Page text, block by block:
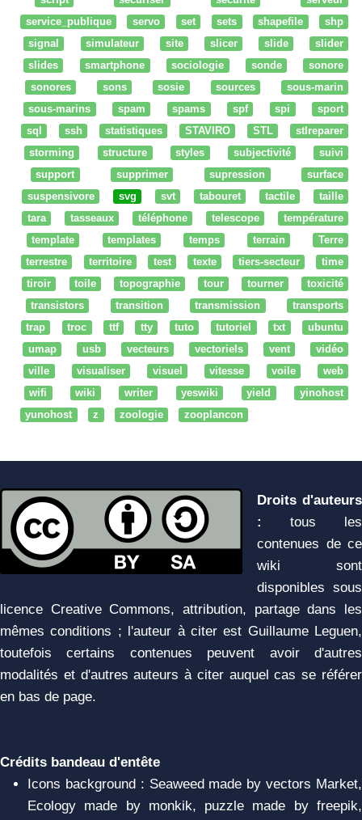
service_publique
servo set sets shapefile
shp
signal
simulateur site slicer slide
slider
slides
smartphone sociologie sonde
sonore
sonores
sons sosie sources
sous-marin
sous-marins
spam spams spf spi
sport
sql
ssh statistiques STAVIRO STL
stlreparer
storming
structure styles subjectivité
suivi
support
supprimer supression
surface
suspensivore
svg svt tabouret tactile
taille
tara
tasseaux téléphone telescope
température
template
templates temps terrain
Terre
terrestre
territoire test texte tiers-secteur
time
tiroir
toile topographie tour tourner
toxicité
transistors
transition transmission
transports
trap
troc ttf tty tuto tutoriel txt
ubuntu
umap
usb vecteurs vectoriels vent
vidéo
ville
visualiser visuel vitesse voile
web
wifi
wiki writer yeswiki yield
yinohost
yunohost
z zoologie zooplancon
Droits d'auteurs
:
tous les
contenues de ce
wiki sont
disponibles sous
licence Creative Commons, attribution, partage dans les
mêmes conditions ; l'auteur à citer est Guillaume Leguen,
toutefois certains contenues peuvent avoir d'autres
modalités et d'autres auteurs à citer auquel cas se référer
en bas de page.
Crédits bandeau d'entête
Icons background : Seaweed made by vectors Market,
Ecology made by monkik, puzzle made by freepik,